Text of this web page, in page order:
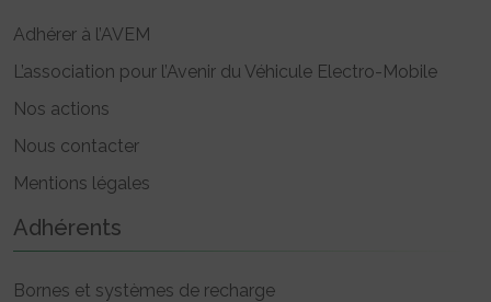
Adhérer à l’AVEM
L’association pour l’Avenir du Véhicule Electro-Mobile
Nos actions
Nous contacter
Mentions légales
Adhérents
Bornes et systèmes de recharge